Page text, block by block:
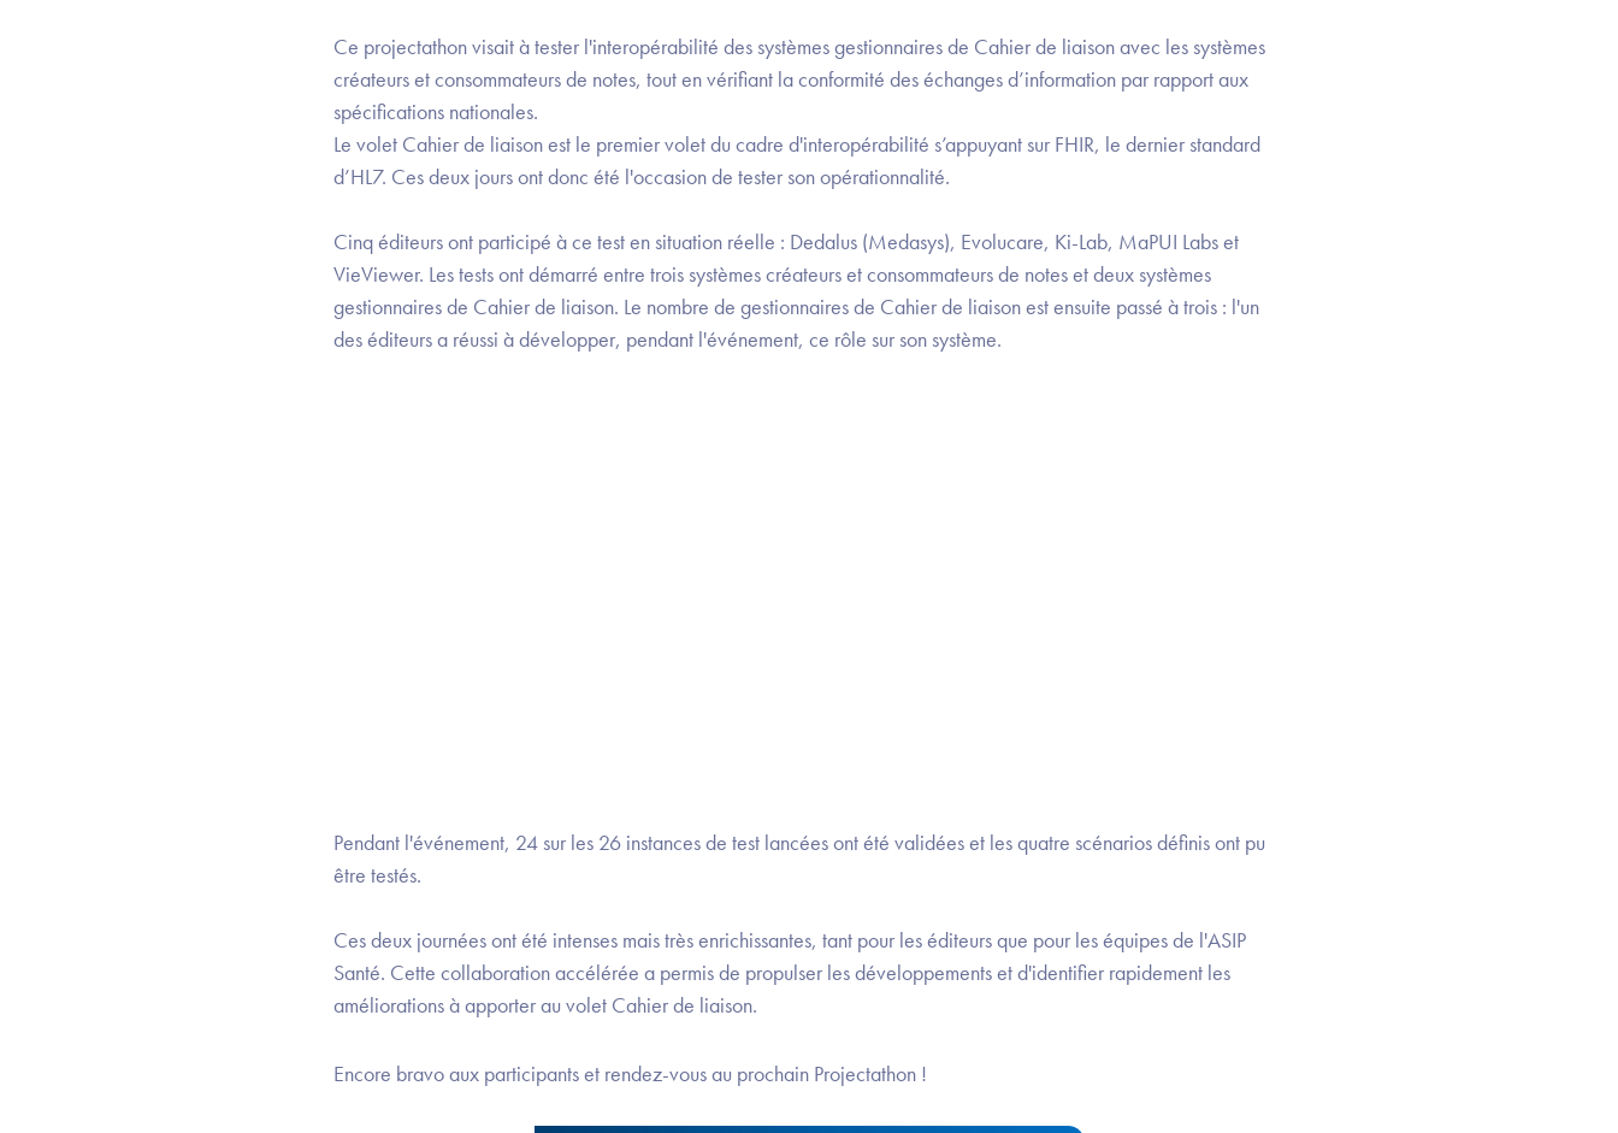
Ce projectathon visait à tester l'interopérabilité des systèmes gestionnaires de Cahier de liaison avec les systèmes
créateurs et consommateurs de notes, tout en vérifiant la conformité des échanges d’information par rapport aux
spécifications nationales.
Le volet Cahier de liaison est le premier volet du cadre d'interopérabilité s’appuyant sur FHIR, le dernier standard
d’HL7. Ces deux jours ont donc été l'occasion de tester son opérationnalité.
Cinq éditeurs ont participé à ce test en situation réelle : Dedalus (Medasys), Evolucare, Ki-Lab, MaPUI Labs et
VieViewer. Les tests ont démarré entre trois systèmes créateurs et consommateurs de notes et deux systèmes
gestionnaires de Cahier de liaison. Le nombre de gestionnaires de Cahier de liaison est ensuite passé à trois : l'un
des éditeurs a réussi à développer, pendant l'événement, ce rôle sur son système.
Pendant l'événement, 24 sur les 26 instances de test lancées ont été validées et les quatre scénarios définis ont pu
être testés.
Ces deux journées ont été intenses mais très enrichissantes, tant pour les éditeurs que pour les équipes de l'ASIP
Santé. Cette collaboration accélérée a permis de propulser les développements et d'identifier rapidement les
améliorations à apporter au volet Cahier de liaison.
Encore bravo aux participants et rendez-vous au prochain Projectathon !